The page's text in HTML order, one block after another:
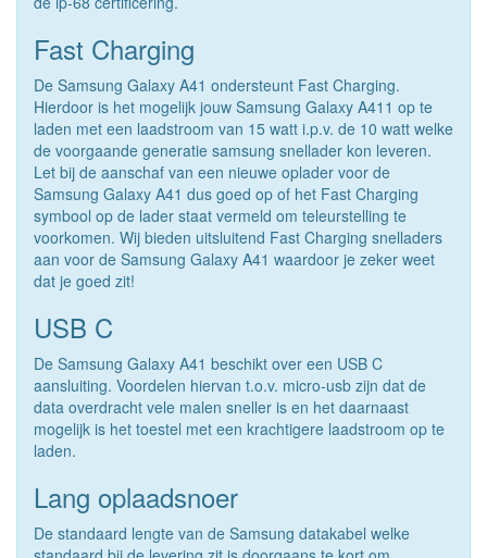
Fast Charging
De Samsung Galaxy A41 ondersteunt Fast Charging.
Hierdoor is het mogelijk jouw Samsung Galaxy A411 op te
laden met een laadstroom van 15 watt i.p.v. de 10 watt welke
de voorgaande generatie samsung snellader kon leveren.
Let bij de aanschaf van een nieuwe oplader voor de
Samsung Galaxy A41 dus goed op of het Fast Charging
symbool op de lader staat vermeld om teleurstelling te
voorkomen. Wij bieden uitsluitend Fast Charging snelladers
aan voor de Samsung Galaxy A41 waardoor je zeker weet
dat je goed zit!
USB C
De Samsung Galaxy A41 beschikt over een USB C
aansluiting. Voordelen hiervan t.o.v. micro-usb zijn dat de
data overdracht vele malen sneller is en het daarnaast
mogelijk is het toestel met een krachtigere laadstroom op te
laden.
Lang oplaadsnoer
De standaard lengte van de Samsung datakabel welke